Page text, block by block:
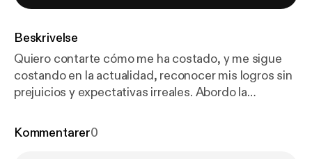
Beskrivelse
Quiero contarte cómo me ha costado, y me sigue
costando en la actualidad, reconocer mis logros sin
prejuicios y expectativas irreales. Abordo la
satisfecha con mi trabajo. Sin juicios y con el
Kommentarer0